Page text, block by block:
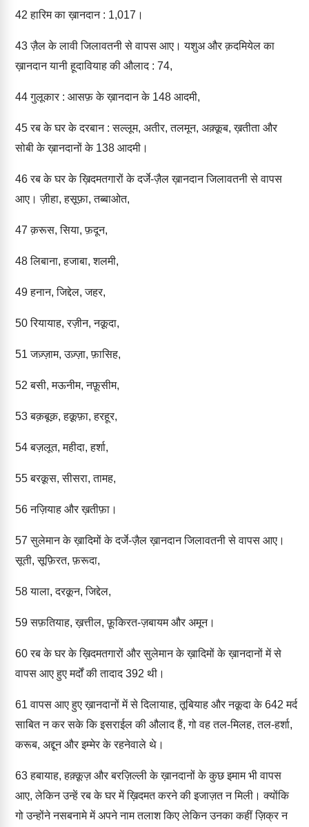
42 हारिम का ख़ानदान : 1,017।
43ज़ैल के लावी जिलावतनी से वापस आए। यशुअ और क़दमियेल का
ख़ानदान यानी हूदावियाह की औलाद : 74,
44गुलूकार : आसफ़ के ख़ानदान के 148 आदमी,
45रब के घर के दरबान : सल्लूम, अतीर, तलमून, अक़्क़ूब, ख़तीता और
सोबी के ख़ानदानों के 138 आदमी।
46रब के घर के ख़िदमतगारों के दर्जे-ज़ैल ख़ानदान जिलावतनी से वापस
आए। ज़ीहा, हसूफ़ा, तब्बाओत,
47 क़रूस, सिया, फ़दून,
48लिबाना, हजाबा, शलमी,
49हनान, जिद्देल, जहर,
50रियायाह, रज़ीन, नक़ूदा,
51 जज़्ज़ाम, उज़्ज़ा, फ़ासिह,
52 बसी, मऊनीम, नफ़ूसीम,
53बक़बूक़, हक़ूफ़ा, हरहूर,
54बज़लूत, महीदा, हर्शा,
55बरक़ूस, सीसरा, तामह,
56नज़ियाह और ख़तीफ़ा।
57 सुलेमान के ख़ादिमों के दर्जे-ज़ैल ख़ानदान जिलावतनी से वापस आए।
सूती, सूफ़िरत, फ़रूदा,
58याला, दरक़ून, जिद्देल,
59सफ़तियाह, ख़त्तील, फ़ूकिरत-ज़बायम और अमून।
60रब के घर के ख़िदमतगारों और सुलेमान के ख़ादिमों के ख़ानदानों में से
वापस आए हुए मर्दों की तादाद 392 थी।
61 वापस आए हुए ख़ानदानों में से दिलायाह, तूबियाह और नक़ूदा के 642 मर्द
साबित न कर सके कि इसराईल की औलाद हैं, गो वह तल-मिलह, तल-हर्शा,
करूब, अद्दून और इम्मेर के रहनेवाले थे।
63हबायाह, हक़्क़ूज़ और बरज़िल्ली के ख़ानदानों के कुछ इमाम भी वापस
आए, लेकिन उन्हें रब के घर में ख़िदमत करने की इजाज़त न मिली। क्योंकि
गो उन्होंने नसबनामे में अपने नाम तलाश किए लेकिन उनका कहीं ज़िक्र न